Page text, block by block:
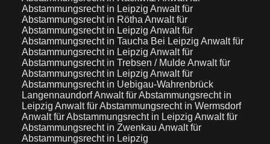
Abstammungsrecht in Leipzig Anwalt für
Abstammungsrecht in Rötha Anwalt für
Abstammungsrecht in Leipzig Anwalt für
Abstammungsrecht in Taucha Bei Leipzig Anwalt für
Abstammungsrecht in Leipzig Anwalt für
Abstammungsrecht in Trebsen / MuldeAnwalt für
Abstammungsrecht in Leipzig Anwalt für
Abstammungsrecht in Uebigau-Wahrenbrück
LangennaundorfAnwalt für Abstammungsrecht in
Leipzig Anwalt für Abstammungsrecht in Wermsdorf
Anwalt für Abstammungsrecht in Leipzig Anwalt für
Abstammungsrecht in Zwenkau Anwalt für
Abstammungsrecht in Leipzig